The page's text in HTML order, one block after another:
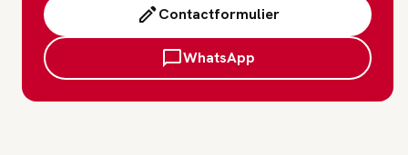
Contactformulier
WhatsApp